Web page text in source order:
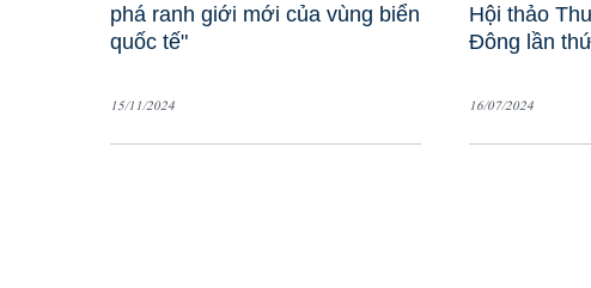
phá ranh giới mới của vùng biển
quốc tế"
15/11/2024
Hội thảo
Đông lần
16/07/2024